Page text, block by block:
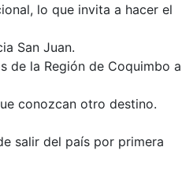
lo que invita a hacer el
San Juan.
de la Región de Coquimbo a
conozcan otro destino.
salir del país por primera